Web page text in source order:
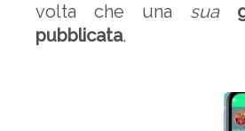
volta che una sua
pubblicata.